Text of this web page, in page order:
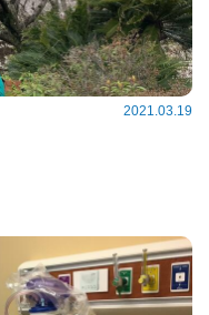
2021.03.19